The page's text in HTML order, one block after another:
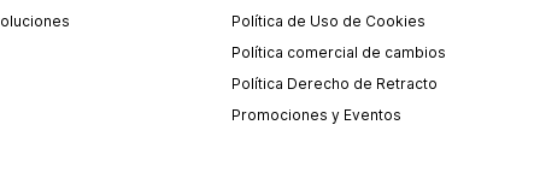
Política de Uso de Cookies
Política comercial de cambios
Política Derecho de Retracto
Promociones y Eventos